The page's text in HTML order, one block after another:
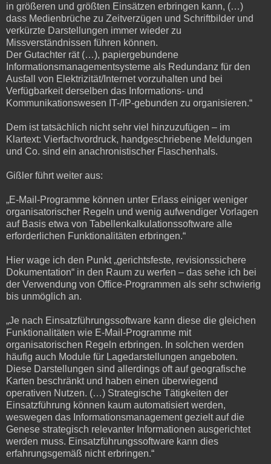
in größeren und größten Einsätzen erbringen kann, (…)
dass Medienbrüche zu Zeitverzügen und Schriftbilder und
verkürzte Darstellungen immer wieder zu
Missverständnissen führen können.
Der Gutachter rät (…), papiergebundene
Informationsmanagementsysteme als Redundanz für den
Ausfall von Elektrizität/Internet vorzuhalten und bei
Verfügbarkeit derselben das Informations- und
Kommunikationswesen IT-/IP-gebunden zu organisieren.“
Dem ist tatsächlich nicht sehr viel hinzuzufügen – im
Klartext: Vierfachvordruck, handgeschriebene Meldungen
und Co. sind ein anachronistischer Flaschenhals.
Gißler führt weiter aus:
„E-Mail-Programme können unter Erlass einiger weniger
organisatorischer Regeln und wenig aufwendiger Vorlagen
auf Basis etwa von Tabellenkalkulationssoftware alle
erforderlichen Funktionalitäten erbringen.“
Hier wage ich den Punkt „gerichtsfeste, revisionssichere
Dokumentation“ in den Raum zu werfen – das sehe ich bei
der Verwendung von Office-Programmen als sehr schwierig
bis unmöglich an.
„Je nach Einsatzführungssoftware kann diese die gleichen
Funktionalitäten wie E-Mail-Programme mit
organisatorischen Regeln erbringen. In solchen werden
häufig auch Module für Lagedarstellungen angeboten.
Diese Darstellungen sind allerdings oft auf geografische
Karten beschränkt und haben einen überwiegend
operativen Nutzen. (…) Strategische Tätigkeiten der
Einsatzführung können kaum automatisiert werden,
weswegen das Informationsmanagement gezielt auf die
Genese strategisch relevanter Informationen ausgerichtet
werden muss. Einsatzführungssoftware kann dies
erfahrungsgemäß nicht erbringen.“